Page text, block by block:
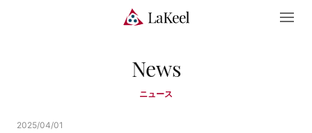
News
ニュース
2025/04/01